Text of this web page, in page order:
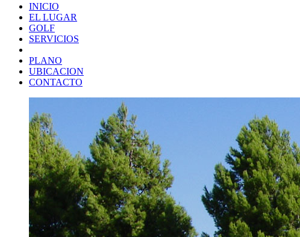
INICIO
EL LUGAR
GOLF
SERVICIOS
PLANO
UBICACION
CONTACTO